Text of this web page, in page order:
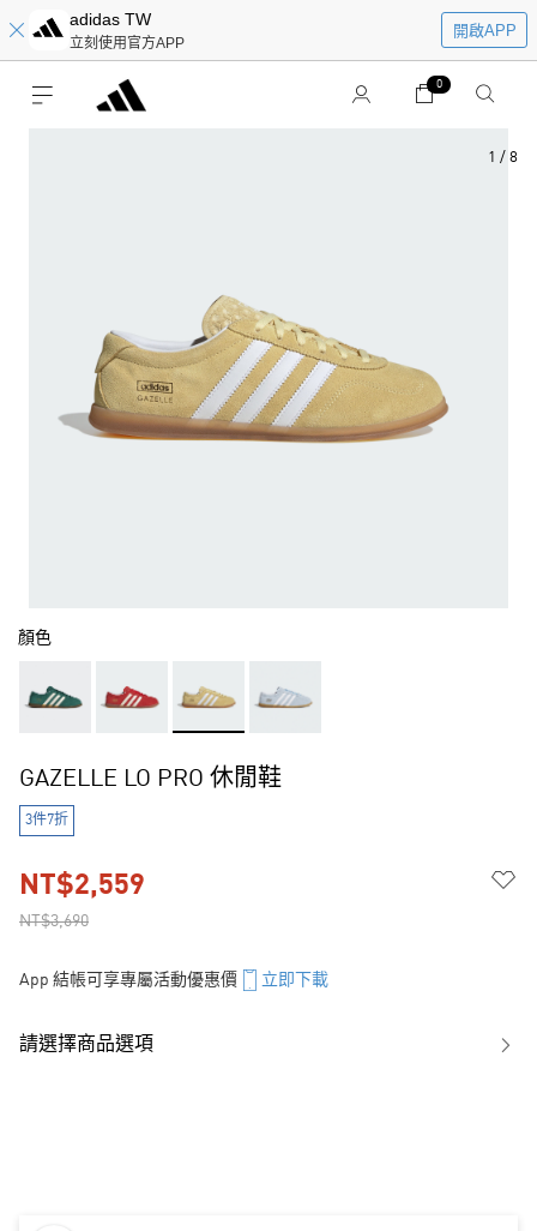
adidas TW
立刻使用官方APP
開啟APP
0
1 / 8
顏色
GAZELLE LO PRO 休閒鞋
3件7折
NT$3,690
NT$2,559
App 結帳可享專屬活動優惠價 立即下載
請選擇商品選項